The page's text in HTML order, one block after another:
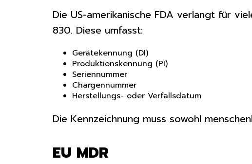
Die US-amerikanische FDA verlangt für
830. Diese umfasst:
Gerätekennung (DI)
Produktionskennung (PI)
Seriennummer
Chargennummer
Herstellungs- oder Verfallsdatum
Die Kennzeichnung muss sowohl
EU MDR